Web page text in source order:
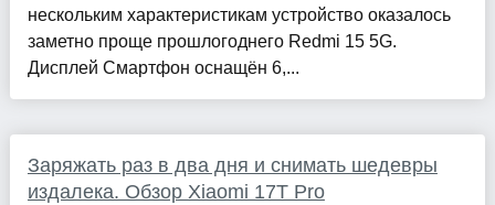
нескольким характеристикам устройство оказалось
заметно проще прошлогоднего Redmi 15 5G.
Дисплей Смартфон оснащён 6,...
Заряжать раз в два дня и снимать шедевры
издалека. Обзор Xiaomi 17T Pro